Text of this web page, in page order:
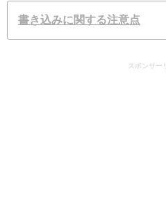
書き込みに関する注意点
スポンサー